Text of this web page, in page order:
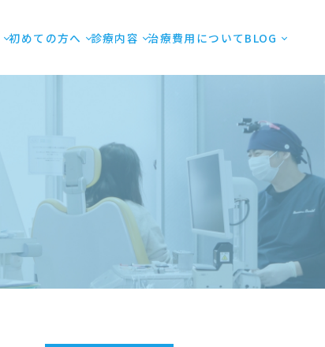
初めての方へ 診療内容 治療費用についてBLOG